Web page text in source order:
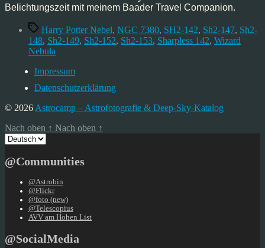
Belichtungszeit mit meinem Baader Travel Companion.
Schlagwörter
Harry Potter Nebel, NGC 7380, SH2-142, Sh2-147, Sh2-
148, Sh2-149, Sh2-152, Sh2-153, Sharpless 142, Wizard
Nebula
Impressum
Datenschutzerklärung
© 2026 Astrocamp – Astrofotografie & Deep-Sky-Katalog
Nach oben ↑ Nach oben ↑
Sprache
auswählen
@Communities
@Astrobin
@Flickr
@foto (new)
@Telescopius
AVV am Hohen List
@SocialMedia